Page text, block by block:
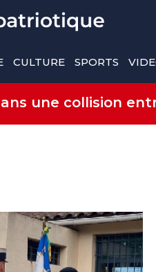
CULTURE SPORTS
une collision